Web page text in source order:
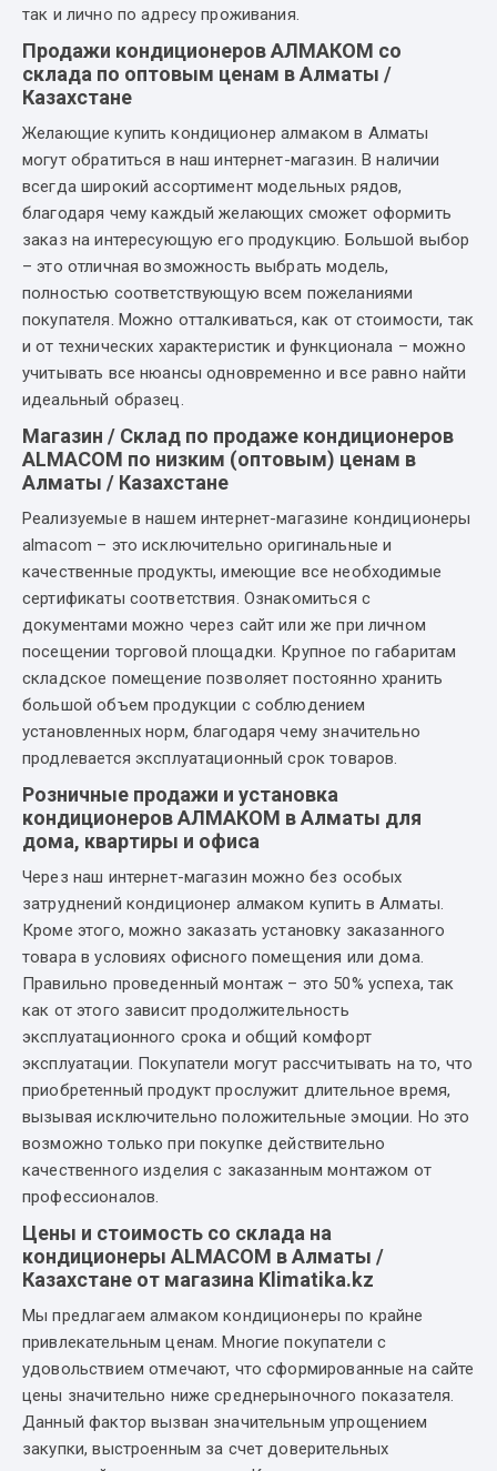
так и лично по адресу проживания.
Продажи кондиционеров АЛМАКОМ со
склада по оптовым ценам в Алматы /
Казахстане
Желающие купить кондиционер алмаком в Алматы
могут обратиться в наш интернет-магазин. В наличии
всегда широкий ассортимент модельных рядов,
благодаря чему каждый желающих сможет оформить
заказ на интересующую его продукцию. Большой выбор
– это отличная возможность выбрать модель,
полностью соответствующую всем пожеланиями
покупателя. Можно отталкиваться, как от стоимости, так
и от технических характеристик и функционала – можно
учитывать все нюансы одновременно и все равно найти
идеальный образец.
Магазин / Склад по продаже кондиционеров
ALMACOM по низким (оптовым) ценам в
Алматы / Казахстане
Реализуемые в нашем интернет-магазине кондиционеры
almacom – это исключительно оригинальные и
качественные продукты, имеющие все необходимые
сертификаты соответствия. Ознакомиться с
документами можно через сайт или же при личном
посещении торговой площадки. Крупное по габаритам
складское помещение позволяет постоянно хранить
большой объем продукции с соблюдением
установленных норм, благодаря чему значительно
продлевается эксплуатационный срок товаров.
Розничные продажи и установка
кондиционеров АЛМАКОМ в Алматы для
дома, квартиры и офиса
Через наш интернет-магазин можно без особых
затруднений кондиционер алмаком купить в Алматы.
Кроме этого, можно заказать установку заказанного
товара в условиях офисного помещения или дома.
Правильно проведенный монтаж – это 50% успеха, так
как от этого зависит продолжительность
эксплуатационного срока и общий комфорт
эксплуатации. Покупатели могут рассчитывать на то, что
приобретенный продукт прослужит длительное время,
вызывая исключительно положительные эмоции. Но это
возможно только при покупке действительно
качественного изделия с заказанным монтажом от
профессионалов.
Цены и стоимость со склада на
кондиционеры ALMACOM в Алматы /
Казахстане от магазина Klimatika.kz
Мы предлагаем алмаком кондиционеры по крайне
привлекательным ценам. Многие покупатели с
удовольствием отмечают, что сформированные на сайте
цены значительно ниже среднерыночного показателя.
Данный фактор вызван значительным упрощением
закупки, выстроенным за счет доверительных